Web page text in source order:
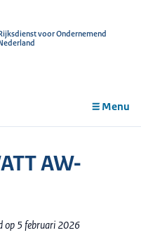
voor Ondernemend
Menu
AW-
op 5 februari 2026